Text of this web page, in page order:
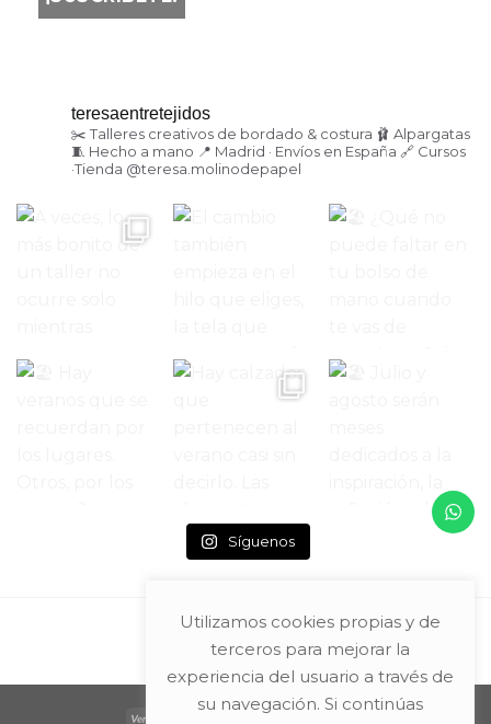
teresaentretejidos
✂️ Talleres creativos de bordado & costura 🩰 Alpargatas
🧵 Hecho a mano 📍 Madrid · Envíos en España 🔗 Cursos
·Tienda @teresa.molinodepapel
Síguenos
Utilizamos cookies propias y de
terceros para mejorar la
experiencia del usuario a través de
su navegación. Si continúas